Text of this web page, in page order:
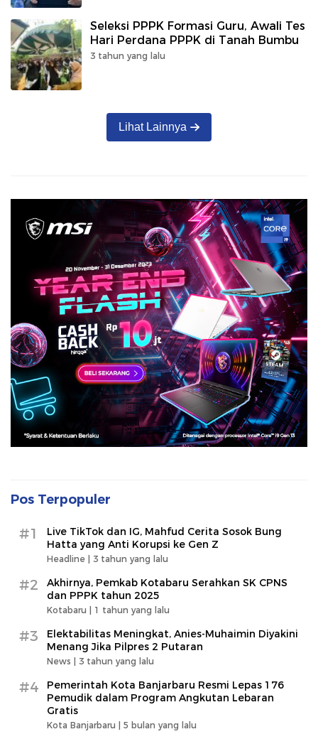
Seleksi PPPK Formasi Guru, Awali Tes
Hari Perdana PPPK di Tanah Bumbu
3 tahun yang lalu
Lihat Lainnya
Pos Terpopuler
#1
Live TikTok dan IG, Mahfud Cerita Sosok Bung
Hatta yang Anti Korupsi ke Gen Z
Headline | 3 tahun yang lalu
#2
Akhirnya, Pemkab Kotabaru Serahkan SK CPNS
dan PPPK tahun 2025
Kotabaru | 1 tahun yang lalu
#3
Elektabilitas Meningkat, Anies-Muhaimin Diyakini
Menang Jika Pilpres 2 Putaran
News | 3 tahun yang lalu
#4
Pemerintah Kota Banjarbaru Resmi Lepas 176
Pemudik dalam Program Angkutan Lebaran
Gratis
Kota Banjarbaru | 5 bulan yang lalu